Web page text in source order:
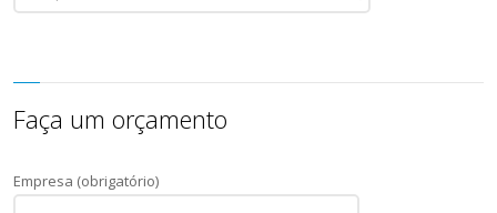
Faça um orçamento
Empresa (obrigatório)